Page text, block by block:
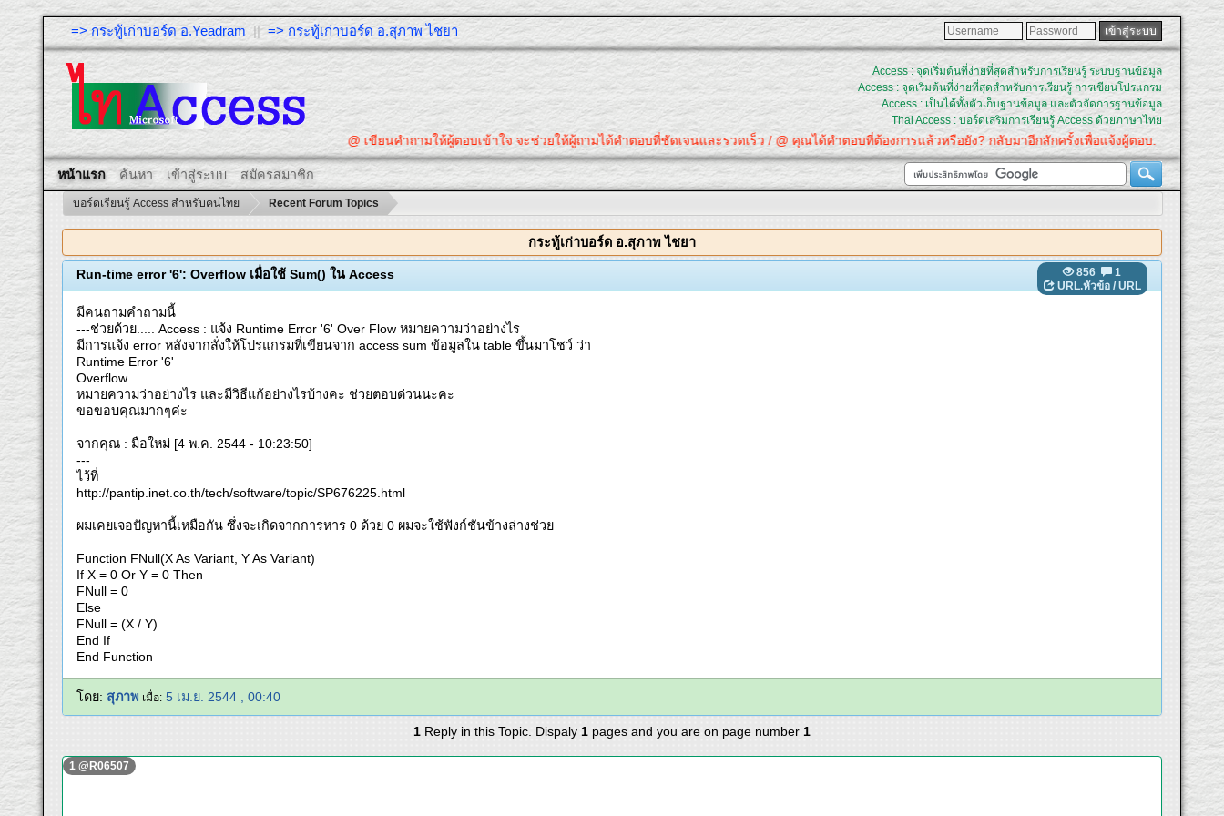
=> กระทู้เก่าบอร์ด อ.Yeadram ||=> กระทู้เก่าบอร์ด อ.สุภาพ ไชยา
Access : จุดเริ่มต้นที่ง่ายที่สุดสำหรับการเรียนรู้ ระบบฐานข้อมูล
Access : จุดเริ่มต้นที่ง่ายที่สุดสำหรับการเรียนรู้ การเขียนโปรแกรม
Access : เป็นได้ทั้งตัวเก็บฐานข้อมูล และตัวจัดการฐานข้อมูล
Thai Access : บอร์ดเสริมการเรียนรู้ Access ด้วยภาษาไทย
@ เขียนคำถามให้ผู้ตอบเข้าใจ จะช่วยให้ผู้ถามได้คำตอบที่ชัดเจนและรวดเร็ว / @ คุณได้คำตอบที่ต้องการแล้วหรือยัง? กลับมาอีกสักครั้งเพื่อแจ้งผู้ตอบ.
หน้าแรก ค้นหา เข้าสู่ระบบ สมัครสมาชิก
บอร์ดเรียนรู้ Access สำหรับคนไทย Recent Forum Topics
กระทู้เก่าบอร์ด อ.สุภาพ ไชยา
856
1
URL.หัวข้อ/ URL
Run-time error '6': Overflow เมื่อใช้ Sum() ใน Access
มีคนถามคำถามนี้
---ช่วยด้วย..... Access : แจ้ง Runtime Error '6' Over Flow หมายความว่าอย่างไร
มีการแจ้ง error หลังจากสั่งให้โปรแกรมที่เขียนจาก access sum ข้อมูลใน table ขึ้นมาโชว์ ว่า
Runtime Error '6'
Overflow
หมายความว่าอย่างไร และมีวิธีแก้อย่างไรบ้างคะ ช่วยตอบด่วนนะคะ
ขอขอบคุณมากๆค่ะ
จากคุณ : มือใหม่ [4 พ.ค. 2544 - 10:23:50]
---
ไว้ที่
http://pantip.inet.co.th/tech/software/topic/SP676225.html
ผมเคยเจอปัญหานี้เหมือกัน ซึ่งจะเกิดจากการหาร 0 ด้วย 0 ผมจะใช้ฟังก์ชันข้างล่างช่วย
Function FNull(X As Variant, Y As Variant)
If X = 0 Or Y = 0 Then
FNull = 0
Else
FNull = (X / Y)
End If
End Function
โดย: สุภาพ เมื่อ: 5 เม.ย. 2544 , 00:40
1 Reply in this Topic. Dispaly 1 pages and you are on page number 1
1 @R06507